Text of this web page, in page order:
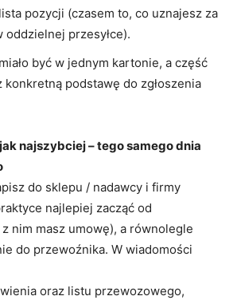
pozycji (czasem to, co uznajesz za
oddzielnej przesyłce).
być w jednym kartonie, a część
konkretną podstawę do zgłoszenia
najszybciej – tego samego dnia
do sklepu / nadawcy i firmy
najlepiej zacząć od
nim masz umowę), a równolegle
do przewoźnika. W wiadomości
oraz listu przewozowego,